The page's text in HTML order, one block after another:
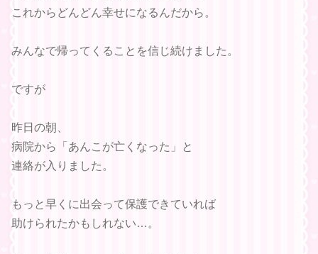
これからどんどん幸せになるんだから。
みんなで帰ってくることを信じ続けました。
ですが
昨日の朝、
病院から「あんこが亡くなった」と
連絡が入りました。
もっと早くに出会って保護できていれば
助けられたかもしれない…。